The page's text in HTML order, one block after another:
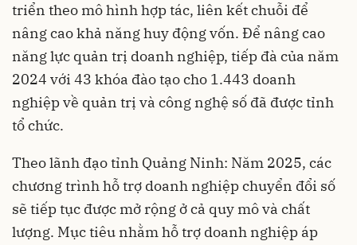
triển theo mô hình hợp tác, liên kết chuỗi để
nâng cao khả năng huy động vốn. Để nâng cao
năng lực quản trị doanh nghiệp, tiếp đà của năm
2024 với 43 khóa đào tạo cho 1.443 doanh
nghiệp về quản trị và công nghệ số đã được tỉnh
tổ chức.
Theo lãnh đạo tỉnh Quảng Ninh: Năm 2025, các
chương trình hỗ trợ doanh nghiệp chuyển đổi số
sẽ tiếp tục được mở rộng ở cả quy mô và chất
lượng. Mục tiêu nhằm hỗ trợ doanh nghiệp áp